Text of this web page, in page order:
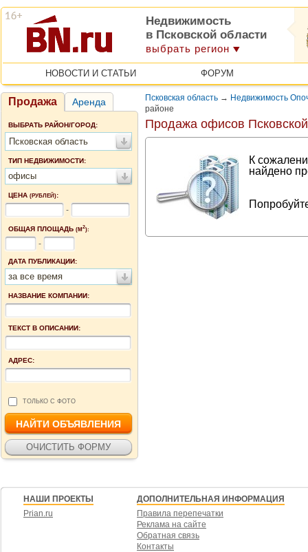
Недвижимость
в Псковской области
выбрать регион
НОВОСТИ И СТАТЬИ ФОРУМ
Продажа Аренда
ВЫБРАТЬ РАЙОН/ГОРОД:
Псковская область
ТИП НЕДВИЖИМОСТИ:
офисы
ЦЕНА (РУБЛЕЙ):
-
ОБЩАЯ ПЛОЩАДЬ (М2):
-
ДАТА ПУБЛИКАЦИИ:
за все время
НАЗВАНИЕ КОМПАНИИ:
ТЕКСТ В ОПИСАНИИ:
АДРЕС:
ТОЛЬКО С ФОТО
Псковская область → Недвижимость
районе
Продажа офисов
К
найдено
НАШИ ПРОЕКТЫ
Prian.ru
ДОПОЛНИТЕЛЬНАЯ ИНФОРМАЦИЯ
Правила перепечатки
Реклама на сайте
Обратная связь
Контакты